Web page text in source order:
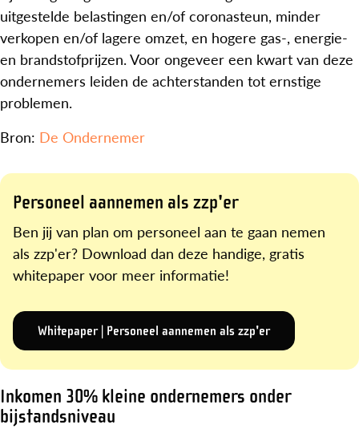
uitgestelde belastingen en/of coronasteun, minder
verkopen en/of lagere omzet, en hogere gas-, energie-
en brandstofprijzen. Voor ongeveer een kwart van deze
ondernemers leiden de achterstanden tot ernstige
problemen.
Bron: De Ondernemer
Personeel aannemen als zzp'er
Ben jij van plan om personeel aan te gaan nemen
als zzp'er? Download dan deze handige, gratis
whitepaper voor meer informatie!
Whitepaper | Personeel aannemen als zzp'er
Inkomen 30% kleine ondernemers onder
bijstandsniveau